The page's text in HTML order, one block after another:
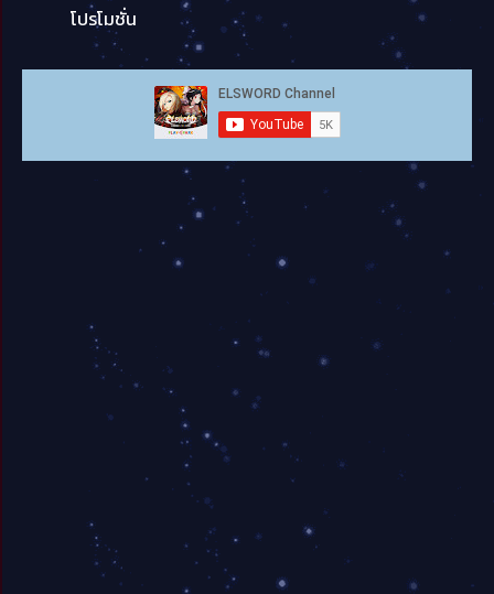
โปรโมชั่น